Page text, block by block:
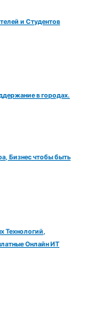
и Студентов
в городах.
Бизнес чтобы быть
Технологий,
Онлайн ИТ